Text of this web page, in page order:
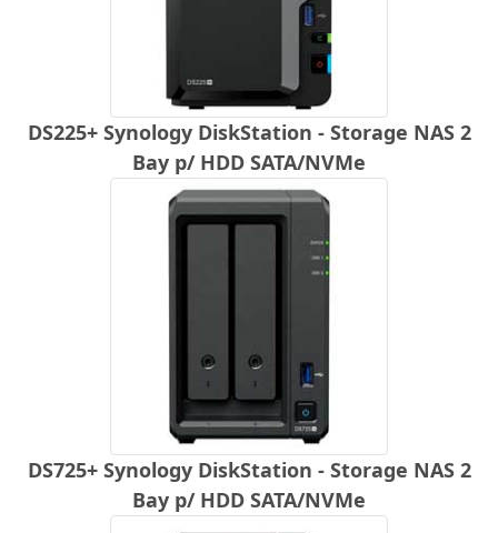
DS225+ Synology DiskStation - Storage NAS 2
Bay p/ HDD SATA/NVMe
DS725+ Synology DiskStation - Storage NAS 2
Bay p/ HDD SATA/NVMe